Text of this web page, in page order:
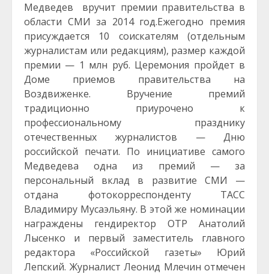
Медведев вручит премии правительства в
области СМИ за 2014 год.Ежегодно премия
присуждается 10 соискателям (отдельным
журналистам или редакциям), размер каждой
премии — 1 млн руб. Церемония пройдет в
Доме приемов правительства на
Воздвиженке. Вручение премий
традиционно приурочено к
профессиональному празднику
отечественных журналистов — Дню
российской печати. По инициативе самого
Медведева одна из премий — за
персональный вклад в развитие СМИ —
отдана фотокорреспонденту ТАСС
Владимиру Мусаэльяну. В этой же номинации
награждены гендиректор ОТР Анатолий
Лысенко и первый заместитель главного
редактора «Российской газеты» Юрий
Лепский. Журналист Леонид Млечин отмечен